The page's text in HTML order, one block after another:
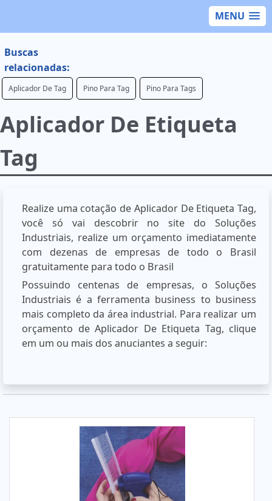
MENU
Buscas
relacionadas:
Aplicador De Tag Pino Para Tag Pino Para Tags
Aplicador De Etiqueta
Tag
Realize uma cotação de Aplicador De Etiqueta Tag,
você só vai descobrir no site do Soluções
Industriais, realize um orçamento imediatamente
com dezenas de empresas de todo o Brasil
gratuitamente para todo o Brasil
Possuindo centenas de empresas, o Soluções
Industriais é a ferramenta business to business
mais completo da área industrial. Para realizar um
orçamento de Aplicador De Etiqueta Tag, clique
em um ou mais dos anuciantes a seguir: